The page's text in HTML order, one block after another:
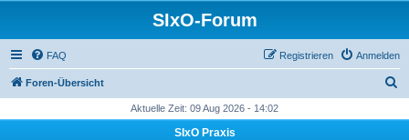
SIxO-Forum
FAQ Anmelden
Registrieren
Foren-Übersicht
Aktuelle Zeit: 09 Aug 2026 - 14:02
SIxO Praxis